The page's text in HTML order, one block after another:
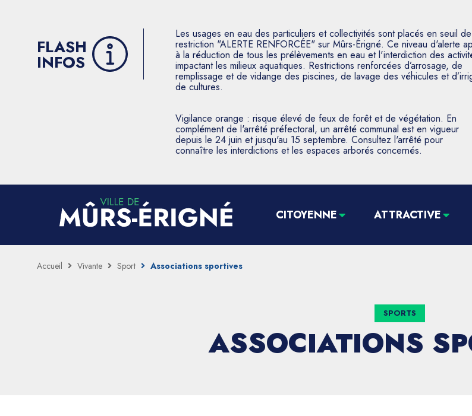
FLASH
INFOS
Les usages en eau des particuliers et collectivités sont placés en seuil de
restriction "ALERTE RENFORCÉE" sur Mûrs-Érigné. Ce niveau d'alerte
à la réduction de tous les prélèvements en eau et l'interdiction des
impactant les milieux aquatiques. Restrictions renforcées d’arrosage, de
remplissage et de vidange des piscines, de lavage des véhicules et
de cultures.
Vigilance orange : risque élevé de feux de forêt et de végétation. En
complément de l'arrêté préfectoral, un arrêté communal est en vigueur
depuis le 24 juin et jusqu'au 15 septembre. Consultez l'arrêté pour
connaître les interdictions et les espaces arborés concernés.
CITOYENNE ATTRACTIVE
Accueil Vivante Sport Associations sportives
SPORTS
ASSOCIATIONS